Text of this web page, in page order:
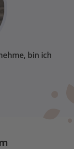
bin ich